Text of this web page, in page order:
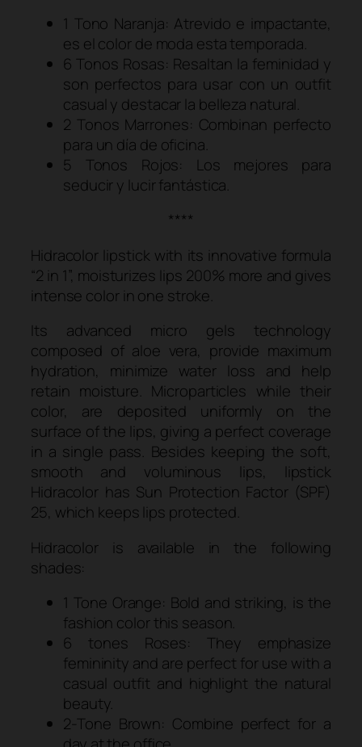
1 Tono Naranja: Atrevido e impactante,
es el color de moda esta temporada.
6 Tonos Rosas: Resaltan la feminidad y
son perfectos para usar con un outfit
casual y destacar la belleza natural.
2 Tonos Marrones: Combinan perfecto
para un día de oficina.
5 Tonos Rojos: Los mejores para
seducir y lucir fantástica.
****
Hidracolor lipstick with its innovative formula
“2 in 1”, moisturizes lips 200% more and gives
intense color in one stroke.
Its advanced micro gels technology
composed of aloe vera, provide maximum
hydration, minimize water loss and help
retain moisture. Microparticles while their
color, are deposited uniformly on the
surface of the lips, giving a perfect coverage
in a single pass. Besides keeping the soft,
smooth and voluminous lips, lipstick
Hidracolor has Sun Protection Factor (SPF)
25, which keeps lips protected.
Hidracolor is available in the following
shades:
1 Tone Orange: Bold and striking, is the
fashion color this season.
6 tones Roses: They emphasize
femininity and are perfect for use with a
casual outfit and highlight the natural
beauty.
2-Tone Brown: Combine perfect for a